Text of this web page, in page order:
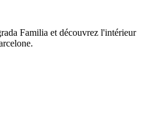
Familia et découvrez l'intérieur